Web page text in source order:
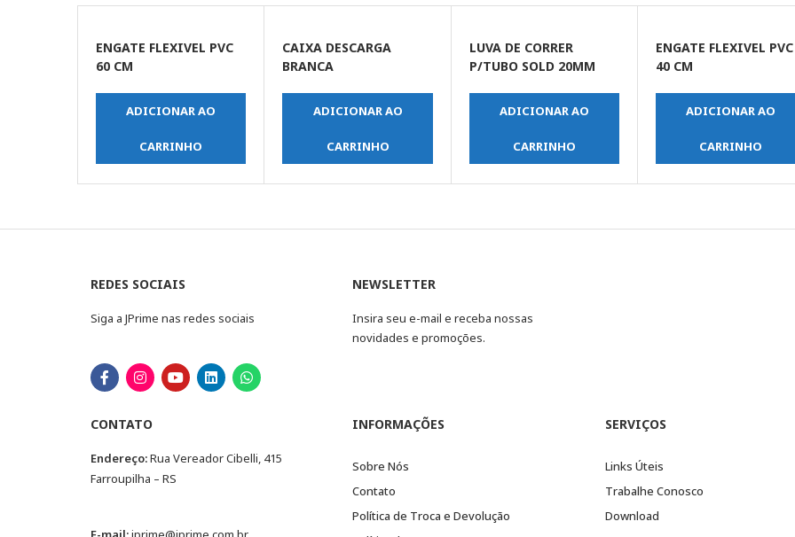
ENGATE FLEXIVEL PVC
60 CM
ADICIONAR AO
CARRINHO
CAIXA DESCARGA
BRANCA
ADICIONAR AO
CARRINHO
LUVA DE CORRER
P/TUBO SOLD 20MM
ADICIONAR AO
CARRINHO
ENGATE FLEXIVEL PVC
40 CM
ADICIONAR AO
CARRINHO
REDES SOCIAIS
Siga a JPrime nas redes sociais
NEWSLETTER
Insira seu e-mail e receba nossas
novidades e promoções.
CONTATO
Endereço:Rua Vereador Cibelli, 415
Farroupilha – RS
INFORMAÇÕES
Sobre Nós
Contato
Política de Troca e Devolução
SERVIÇOS
Links Úteis
Trabalhe Conosco
Download